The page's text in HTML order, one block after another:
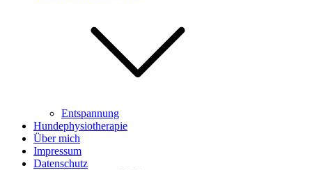
Entspannung
Hundephysiotherapie
Über mich
Impressum
Datenschutz